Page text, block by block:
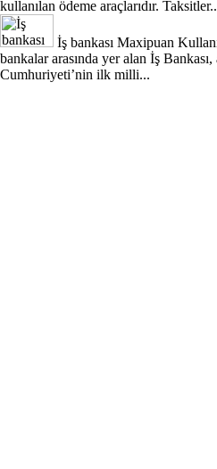
kullanılan ödeme araçlarıdır.
İş bankası Maxipuan
bankalar arasında yer alan İş
Cumhuriyeti’nin ilk milli...